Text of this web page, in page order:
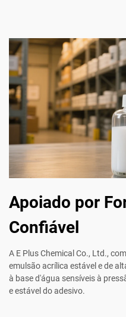
Apoiado por
Confiável
A E Plus Chemical Co., Ltd.,
emulsão acrílica estável e de
à base d'água sensíveis à
e estável do adesivo.